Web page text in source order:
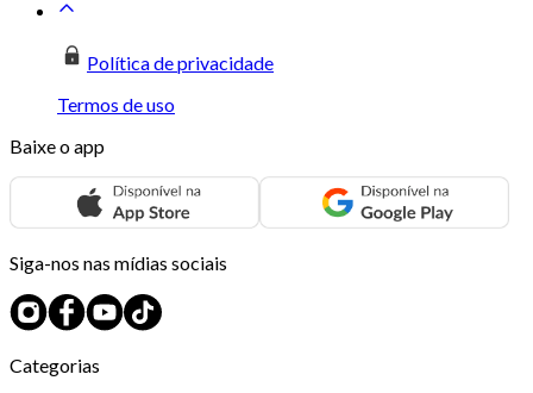
Política de privacidade
Termos de uso
Baixe o app
Siga-nos nas mídias sociais
Categorias